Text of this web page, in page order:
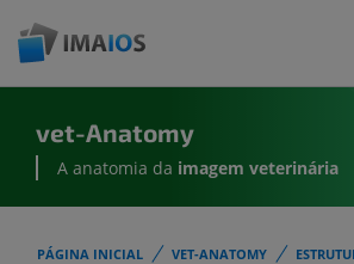
vet-Anatomy
A anatomia da imagem veterinária
PÁGINA INICIAL VET-ANATOMY